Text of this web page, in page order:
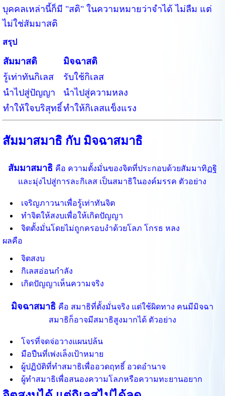
บุคคลเหล่านี้ก็มี "สติ" ในความหมายว่าจำได้ ไม่ลืม แต่
ไม่ใช่สัมมาสติ
สรุป
สัมมาสติ
มิจฉาสติ
รู้เท่าทันกิเลส
รับใช้กิเลส
นำไปสู่ปัญญา
นำไปสู่ความหลง
ทำให้ใจบริสุทธิ์ทำให้กิเลสแข็งแรง
สัมมาสมาธิ กับ มิจฉาสมาธิ
สัมมาสมาธิ คือ ความตั้งมั่นของจิตที่ประกอบด้วยสัมมาทิฏฐิ
และมุ่งไปสู่การละกิเลส เป็นสมาธิในองค์มรรค ตัวอย่าง
เจริญภาวนาเพื่อรู้เท่าทันจิต
ทำจิตให้สงบเพื่อให้เกิดปัญญา
จิตตั้งมั่นโดยไม่ถูกครอบงำด้วยโลภ โกรธ หลง
ผลคือ
จิตสงบ
กิเลสอ่อนกำลัง
เกิดปัญญาเห็นความจริง
มิจฉาสมาธิ คือ สมาธิที่ตั้งมั่นจริง แต่ใช้ผิดทาง คนมีมิจฉา
สมาธิก็อาจมีสมาธิสูงมากได้ ตัวอย่าง
โจรที่จดจ่อวางแผนปล้น
มือปืนที่เพ่งเล็งเป้าหมาย
ผู้ปฏิบัติที่ทำสมาธิเพื่ออวดฤทธิ์ อวดอำนาจ
ผู้ทำสมาธิเพื่อสนองความโลภหรือความทะยานอยาก